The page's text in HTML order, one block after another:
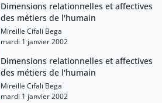
Dimensions relationnelles et affectives
des métiers de l'humain
Mireille Cifali Bega
mardi 1 janvier 2002
Dimensions relationnelles et affectives
des métiers de l'humain
Mireille Cifali Bega
mardi 1 janvier 2002